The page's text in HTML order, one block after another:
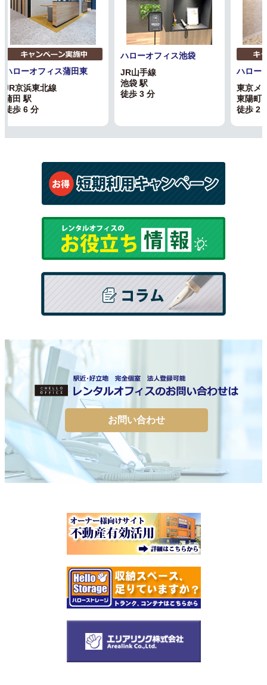
ハローオフィス東陽町
東京メトロ東西線
東陽町 駅
徒歩 2 分
ハローオフィス西新宿
東京メトロ丸ノ内線
西新宿 駅
ハロ
JR山
渋谷
徒歩
お問い合わせ